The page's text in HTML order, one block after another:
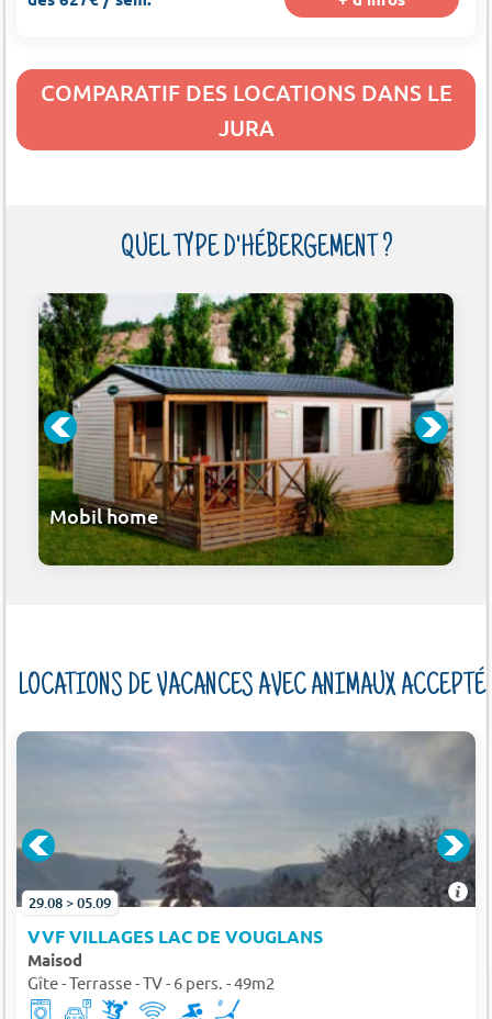
COMPARATIF DES LOCATIONS DANS LE
JURA
QUEL TYPE D'HÉBERGEMENT ?
Mobil home
LOCATIONS DE VACANCES AVEC ANIMAUX
29.08 > 05.09
VVF VILLAGES LAC DE VOUGLANS
Maisod
Gîte - Terrasse - TV - 6 pers. - 49m2